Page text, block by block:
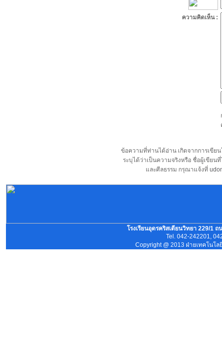
ความคิดเห็น :
ข้อความที่ท่านได้อ่าน เกิดจากการเขีย
ระบุได้ว่าเป็นความจริงหรือ ชื่อผู้เขีย
และศีลธรรม กรุณาแจ้งที่
โรงเรียนอุดรคริสเตียนวิทยา 229/1
Tel. 042-242201,
Copyright @ 2013 ฝ่ายเทคโนโ